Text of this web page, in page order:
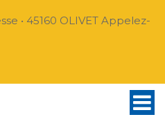
• 45160 OLIVET Appelez-